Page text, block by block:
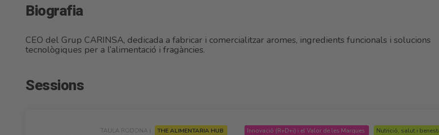
Biografia
CEO del Grup CARINSA, dedicada a fabricar i comercialitzar aromes, ingredients funcionals i solucions
tecnològiques per a l’alimentació i fragàncies.
Sessions
TAULA RODONA | THE ALIMENTARIA HUB Innovació (R+D+i) i el Valor de les Marques Nutrició, salut i